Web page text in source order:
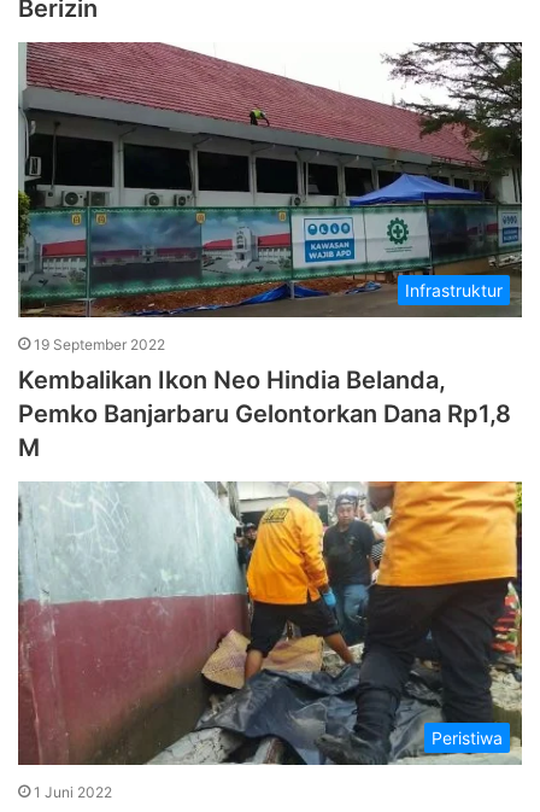
Berizin
Infrastruktur
19 September 2022
Kembalikan Ikon Neo Hindia Belanda,
Pemko Banjarbaru Gelontorkan Dana Rp1,8
M
Peristiwa
1 Juni 2022